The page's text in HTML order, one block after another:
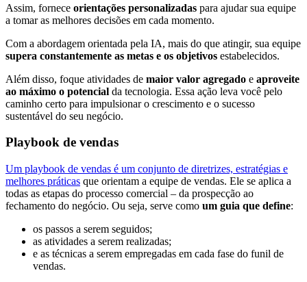
Assim, fornece orientações personalizadas para ajudar sua equipe
a tomar as melhores decisões em cada momento.
Com a abordagem orientada pela IA, mais do que atingir, sua equipe
supera constantemente as metas e os objetivos estabelecidos.
Além disso, foque atividades de maior valor agregado e aproveite
ao máximo o potencial da tecnologia. Essa ação leva você pelo
caminho certo para impulsionar o crescimento e o sucesso
sustentável do seu negócio.
Playbook de vendas
Um playbook de vendas é um conjunto de diretrizes, estratégias e
melhores práticas que orientam a equipe de vendas. Ele se aplica a
todas as etapas do processo comercial – da prospecção ao
fechamento do negócio. Ou seja, serve como um guia que define:
os passos a serem seguidos;
as atividades a serem realizadas;
e as técnicas a serem empregadas em cada fase do funil de
vendas.